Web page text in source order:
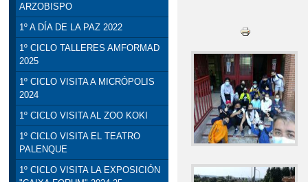
ARZOBISPO
1º A DÍA DE LA PAZ 2022
1º CICLO TALLERES AMFORMAD
2025
1º CICLO VISITA A MICRÓPOLIS
2024
1º CICLO VISITA AL ZOO KOKI
1º CICLO VISITA EL TEATRO
PALENQUE
1º CICLO VISITA LA EXPOSICIÓN